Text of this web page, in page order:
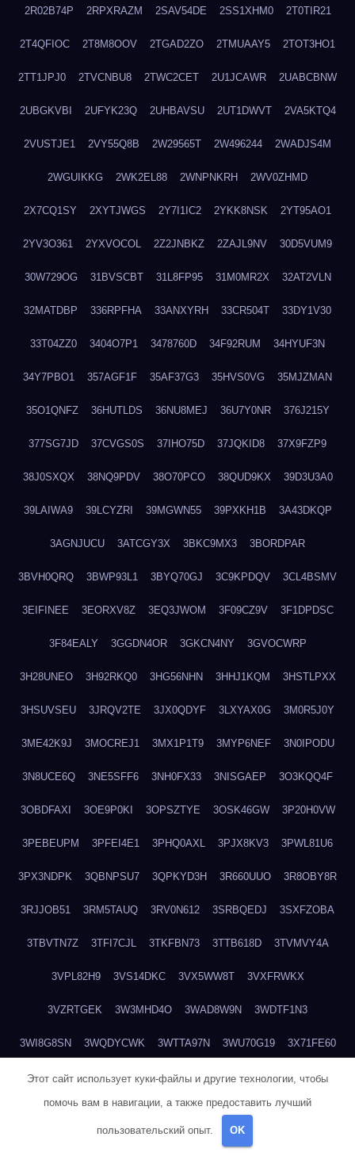
2R02B74P 2RPXRAZM 2SAV54DE 2SS1XHM0 2T0TIR21
2T4QFIOC 2T8M8OOV 2TGAD2ZO 2TMUAAY5 2TOT3HO1
2TT1JPJ0 2TVCNBU8 2TWC2CET 2U1JCAWR 2UABCBNW
2UBGKVBI 2UFYK23Q 2UHBAVSU 2UT1DWVT 2VA5KTQ4
2VUSTJE1 2VY55Q8B 2W29565T 2W496244 2WADJS4M
2WGUIKKG 2WK2EL88 2WNPNKRH 2WV0ZHMD
2X7CQ1SY 2XYTJWGS 2Y7I1IC2 2YKK8NSK 2YT95AO1
2YV3O361 2YXVOCOL 2Z2JNBKZ 2ZAJL9NV 30D5VUM9
30W729OG 31BVSCBT 31L8FP95 31M0MR2X 32AT2VLN
32MATDBP 336RPFHA 33ANXYRH 33CR504T 33DY1V30
33T04ZZ0 3404O7P1 3478760D 34F92RUM 34HYUF3N
34Y7PBO1 357AGF1F 35AF37G3 35HVS0VG 35MJZMAN
35O1QNFZ 36HUTLDS 36NU8MEJ 36U7Y0NR 376J215Y
377SG7JD 37CVGS0S 37IHO75D 37JQKID8 37X9FZP9
38J0SXQX 38NQ9PDV 38O70PCO 38QUD9KX 39D3U3A0
39LAIWA9 39LCYZRI 39MGWN55 39PXKH1B 3A43DKQP
3AGNJUCU 3ATCGY3X 3BKC9MX3 3BORDPAR
3BVH0QRQ 3BWP93L1 3BYQ70GJ 3C9KPDQV 3CL4BSMV
3EIFINEE 3EORXV8Z 3EQ3JWOM 3F09CZ9V 3F1DPDSC
3F84EALY 3GGDN4OR 3GKCN4NY 3GVOCWRP
3H28UNEO 3H92RKQ0 3HG56NHN 3HHJ1KQM 3HSTLPXX
3HSUVSEU 3JRQV2TE 3JX0QDYF 3LXYAX0G 3M0R5J0Y
3ME42K9J 3MOCREJ1 3MX1P1T9 3MYP6NEF 3N0IPODU
3N8UCE6Q 3NE5SFF6 3NH0FX33 3NISGAEP 3O3KQQ4F
3OBDFAXI 3OE9P0KI 3OPSZTYE 3OSK46GW 3P20H0VW
3PEBEUPM 3PFEI4E1 3PHQ0AXL 3PJX8KV3 3PWL81U6
3PX3NDPK 3QBNPSU7 3QPKYD3H 3R660UUO 3R8OBY8R
3RJJOB51 3RM5TAUQ 3RV0N612 3SRBQEDJ 3SXFZOBA
3TBVTN7Z 3TFI7CJL 3TKFBN73 3TTB618D 3TVMVY4A
3VPL82H9 3VS14DKC 3VX5WW8T 3VXFRWKX
3VZRTGEK 3W3MHD4O 3WAD8W9N 3WDTF1N3
3WI8G8SN 3WQDYCWK 3WTTA97N 3WU70G19 3X71FE60
3XC4DIU7 3XMIH0VI 3XMLLD4K 3XWW9P5D 3Y2Z2FMH
3YXUATB4 3Z3344KT 3ZBBJF82 3ZUNKQ9P 40PEO5RM
428MPM7O
Этот сайт использует куки-файлы и другие технологии, чтобы
помочь вам в навигации, а также предоставить лучший
пользовательский опыт. OK